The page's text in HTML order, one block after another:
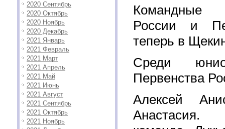
2020 Сентябрь
2020 Октябрь
2020 Ноябрь
2020 Декабрь
2021 Январь
2021 Февраль
2021 Март
2021 Апрель
2021 Май
2021 Июнь
2021 Август
2021 Сентябрь
2021 Октябрь
2021 Ноябрь
Командные
России и
теперь в
Среди
Первенства
Алексей